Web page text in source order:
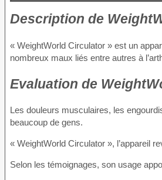
Description de
« WeightWorld Circulator » est un
nombreux maux liés entre autres à
Evaluation de
Les douleurs musculaires, les
beaucoup de gens.
« WeightWorld Circulator », l’appareil
Selon les témoignages, son usage